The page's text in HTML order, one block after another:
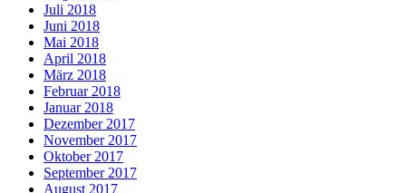
Juli 2018
Juni 2018
Mai 2018
April 2018
März 2018
Februar 2018
Januar 2018
Dezember 2017
November 2017
Oktober 2017
September 2017
August 2017